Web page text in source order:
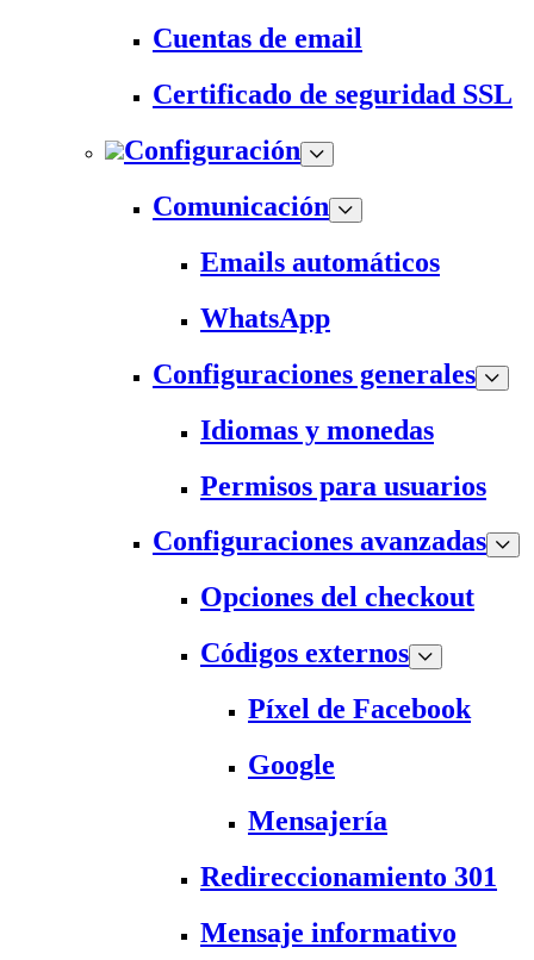
Cuentas de email
Certificado de seguridad SSL
Configuración
Comunicación
Emails automáticos
WhatsApp
Configuraciones generales
Idiomas y monedas
Permisos para usuarios
Configuraciones avanzadas
Opciones del checkout
Códigos externos
Píxel de Facebook
Google
Mensajería
Redireccionamiento 301
Mensaje informativo